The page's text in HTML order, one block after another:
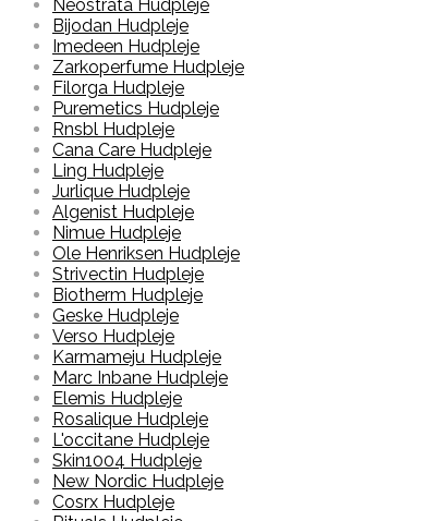
Neostrata Hudpleje
Bijodan Hudpleje
Imedeen Hudpleje
Zarkoperfume Hudpleje
Filorga Hudpleje
Puremetics Hudpleje
Rnsbl Hudpleje
Cana Care Hudpleje
Ling Hudpleje
Jurlique Hudpleje
Algenist Hudpleje
Nimue Hudpleje
Ole Henriksen Hudpleje
Strivectin Hudpleje
Biotherm Hudpleje
Geske Hudpleje
Verso Hudpleje
Karmameju Hudpleje
Marc Inbane Hudpleje
Elemis Hudpleje
Rosalique Hudpleje
L'occitane Hudpleje
Skin1004 Hudpleje
New Nordic Hudpleje
Cosrx Hudpleje